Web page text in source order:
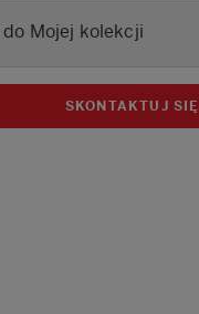
Mojej kolekcji
SKONTAKTUJ